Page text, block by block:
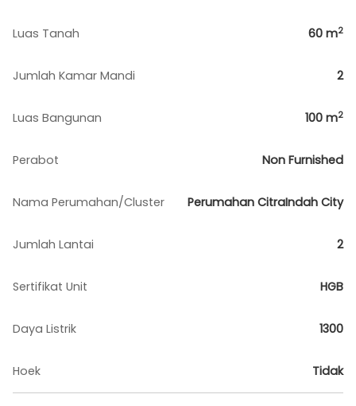
Luas Tanah 60 m2
Jumlah Kamar Mandi 2
Luas Bangunan 100 m2
Perabot Non Furnished
Nama Perumahan/Cluster Perumahan CitraIndah City
Jumlah Lantai 2
Sertifikat Unit HGB
Daya Listrik 1300
Hoek Tidak